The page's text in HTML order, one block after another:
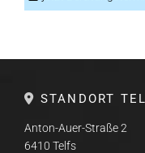
 STANDORT
Anton-Auer-Straße 2
6410 Telfs